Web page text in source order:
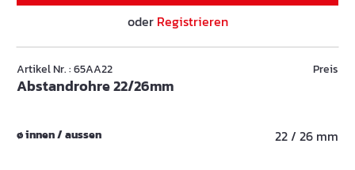
oder Registrieren
Artikel Nr. : 65AA22
Abstandrohre 22/26mm
Preis
ø innen / aussen 22 / 26 mm